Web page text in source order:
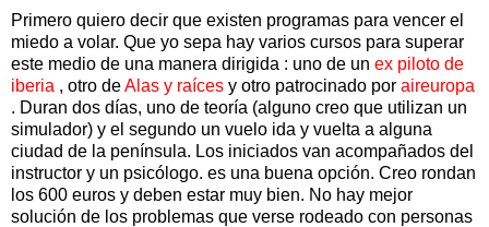
Primero quiero decir que existen programas para vencer el
miedo a volar. Que yo sepa hay varios cursos para superar
este medio de una manera dirigida : uno de un ex piloto de
iberia , otro deAlas y raíces y otro patrocinado por aireuropa
. Duran dos días, uno de teoría (alguno creo que utilizan un
simulador) y el segundo un vuelo ida y vuelta a alguna
ciudad de la península. Los iniciados van acompañados del
instructor y un psicólogo. es una buena opción. Creo rondan
los 600 euros y deben estar muy bien. No hay mejor
solución de los problemas que verse rodeado con personas